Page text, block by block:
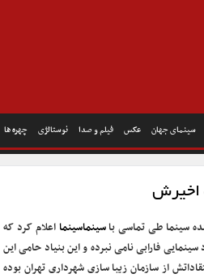
سینمای جهان عکس فیلم و صدا نوستالژی چهره ها
اخیرش
سینما طی تماسی باسینماسینمااعلام کرد که
فارابی نامی نبرده و این بنیاد حامی این
از سازمان زیبا سازی شهرداری تهران بوده